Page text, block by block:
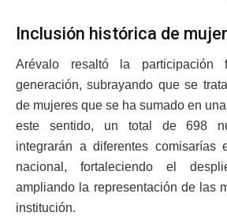
Inclusión histórica de
Arévalo resaltó la participación
generación, subrayando que se
de mujeres que se ha sumado en
este sentido, un total de 698
integrarán a diferentes comisarías
nacional, fortaleciendo el
ampliando la representación de las
institución.